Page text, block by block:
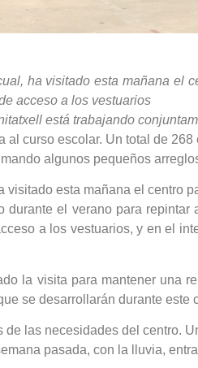
ha visitado esta mañana el
acceso a los vestuarios
está trabajando
al curso escolar. Un total de
algunos pequeños
esta mañana el centro
el verano para
a los vestuarios, y en el
la visita para mantener una
se desarrollarán durante
las necesidades del centro.
pasada, con la lluvia,